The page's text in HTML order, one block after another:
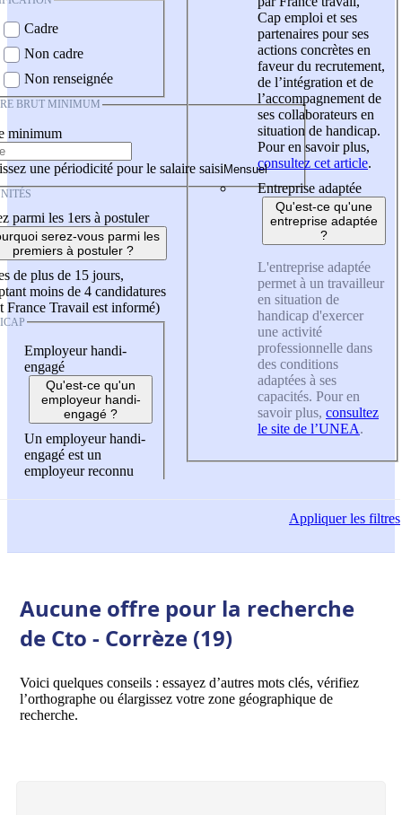
Cadre
Non cadre
Non renseignée
BRUT MINIMUM
minimum
une périodicité pour le salaire saisi
parmi les 1ers à postuler
serez-vous parmi les
premiers à postuler ?
de plus de 15 jours,
moins de 4 candidatures
France Travail est informé)
Employeur handi-
engagé
Qu'est-ce qu'un
employeur handi-
engagé ?
Un employeur handi-
engagé est un
employeur reconnu
Cap emploi et ses
partenaires pour ses
actions concrètes en
faveur du recrutement,
de l’intégration et de
l’accompagnement de
ses collaborateurs en
situation de handicap.
Pour en savoir plus,
consultez cet article.
Entreprise adaptée
Qu'est-ce qu'une
entreprise adaptée
?
L'entreprise adaptée
permet à un travailleur
en situation de
handicap d'exercer
une activité
professionnelle dans
des conditions
adaptées à ses
capacités. Pour en
savoir plus, consultez
le site de l’UNEA.
Appliquerles filtres
Aucune offre pour la recherche
de Cto - Corrèze (19)
Voici quelques conseils : essayez d’autres mots clés, vérifiez
l’orthographe ou élargissez votre zone géographique de
recherche.